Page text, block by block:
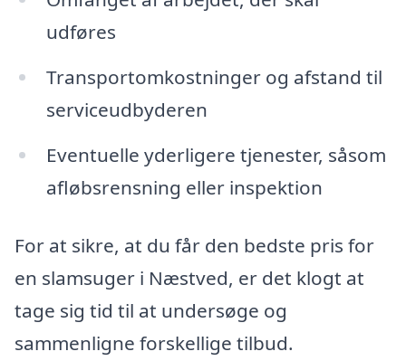
udføres
Transportomkostninger og afstand til
serviceudbyderen
Eventuelle yderligere tjenester, såsom
afløbsrensning eller inspektion
For at sikre, at du får den bedste pris for
en slamsuger i Næstved, er det klogt at
tage sig tid til at undersøge og
sammenligne forskellige tilbud.